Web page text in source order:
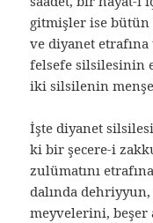
gitmişler ise
ve diyanet
felsefe silsilesinin
iki silsilenin
İşte diyanet
ki bir şecere-i
zulümatını
dalında
meyvelerini, beşer